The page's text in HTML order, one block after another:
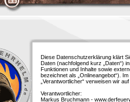
Diese Datenschutzerklärung klärt
Daten (nachfolgend kurz „Daten“)
Funktionen und Inhalte sowie
bezeichnet als „Onlineangebot“).
„Verantwortlicher“ verweisen wir
Verantwortlicher:
Markus Bruchmann -